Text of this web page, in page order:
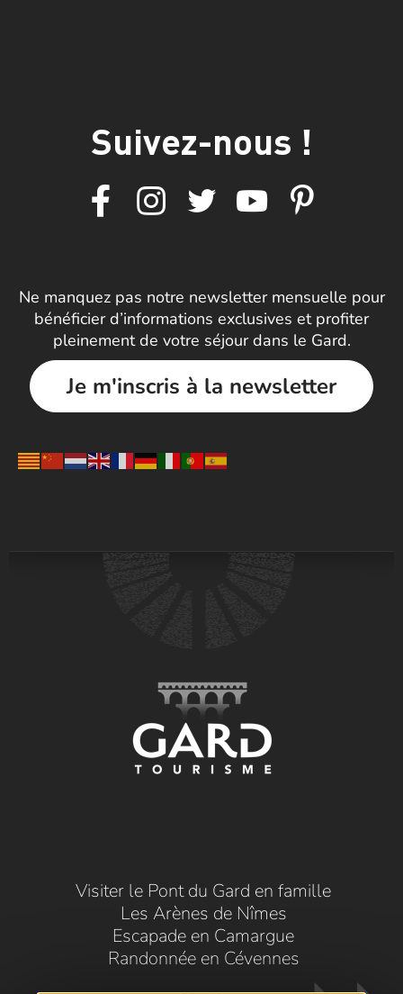
Suivez-nous !
Ne manquez pas notre newsletter mensuelle pour
bénéficier d’informations exclusives et profiter
pleinement de votre séjour dans le Gard.
Je m'inscris à la newsletter
Visiter le Pont du Gard en famille
Les Arènes de Nîmes
Escapade en Camargue
Randonnée en Cévennes